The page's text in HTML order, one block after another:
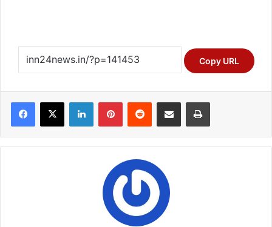
Copy URL
Facebook
X LinkedInPinterestReddit Share via Email Print